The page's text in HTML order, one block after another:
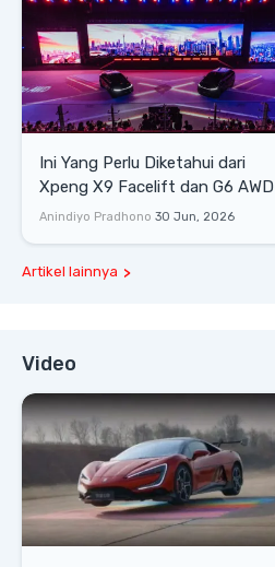
Ini Yang Perlu Diketahui dari
Xpeng X9 Facelift dan G6 AWD
Anindiyo Pradhono 30 Jun, 2026
Artikel lainnya
Video